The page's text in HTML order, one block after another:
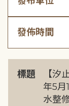
發佈時間
標題
【汐
年5月
水整